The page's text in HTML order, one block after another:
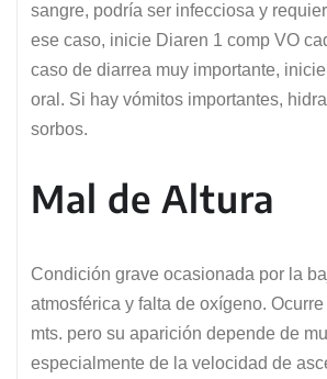
sangre, podría ser infecciosa y
ese caso, inicie Diaren 1 comp VO
caso de diarrea muy importante,
oral. Si hay vómitos importantes,
sorbos.
Mal de Altura
Condición grave ocasionada por la
atmosférica y falta de oxígeno.
mts. pero su aparición depende de
especialmente de la velocidad de